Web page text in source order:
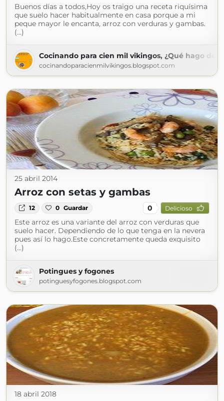
Buenos días a todos,Hoy os traigo una receta riquísima
que suelo hacer habitualmente en casa porque a mi
peque mayor le encanta, arroz con verduras y gambas.
(...)
Cocinando para cien mil vikingos, ¿Qué hago de
cocinandoparacienmilvikingos.blogspot.com
25 abril 2014
Arroz con setas y gambas
12 0 Guardar 0 Delicioso
Este arroz es una variante del arroz con verduras que
suelo hacer. Dependiendo de lo que tenga en la nevera
pues así lo hago.Este concretamente queda exquisito
(...)
Potingues y fogones
potinguesyfogones.blogspot.com
18 abril 2018